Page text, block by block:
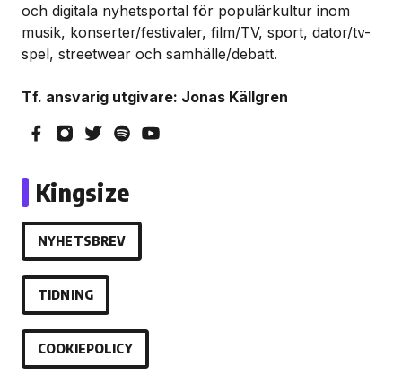
och digitala nyhetsportal för populärkultur inom
musik, konserter/festivaler, film/TV, sport, dator/tv-
spel, streetwear och samhälle/debatt.
Tf. ansvarig utgivare: Jonas Källgren
Kingsize
NYHETSBREV
TIDNING
COOKIEPOLICY